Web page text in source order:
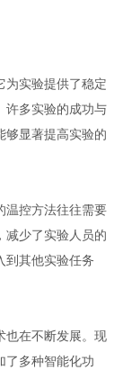
实验提供了稳定
许多实验的成功与
够显著提高实验的
控方法往往需要
减少了实验人员的
到其他实验任务
在不断发展。现
了多种智能化功